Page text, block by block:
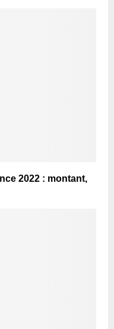
2022 : montant,